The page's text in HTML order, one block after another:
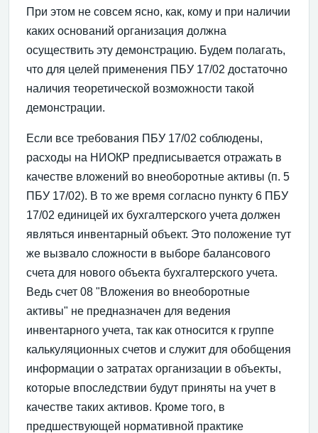
При этом не совсем ясно, как, кому и при наличии
каких оснований организация должна
осуществить эту демонстрацию. Будем полагать,
что для целей применения ПБУ 17/02 достаточно
наличия теоретической возможности такой
демонстрации.
Если все требования ПБУ 17/02 соблюдены,
расходы на НИОКР предписывается отражать в
качестве вложений во внеоборотные активы (п. 5
ПБУ 17/02). В то же время согласно пункту 6 ПБУ
17/02 единицей их бухгалтерского учета должен
являться инвентарный объект. Это положение тут
же вызвало сложности в выборе балансового
счета для нового объекта бухгалтерского учета.
Ведь счет 08 "Вложения во внеоборотные
активы" не предназначен для ведения
инвентарного учета, так как относится к группе
калькуляционных счетов и служит для обобщения
информации о затратах организации в объекты,
которые впоследствии будут приняты на учет в
качестве таких активов. Кроме того, в
предшествующей нормативной практике